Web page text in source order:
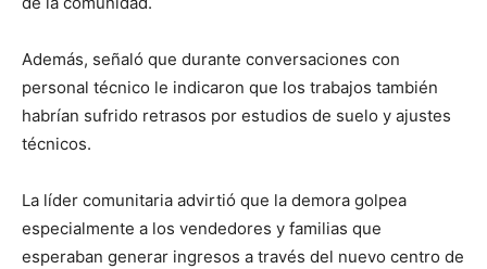
Además, señaló que durante conversaciones con
personal técnico le indicaron que los trabajos también
habrían sufrido retrasos por estudios de suelo y ajustes
técnicos.
La líder comunitaria advirtió que la demora golpea
especialmente a los vendedores y familias que
esperaban generar ingresos a través del nuevo centro de